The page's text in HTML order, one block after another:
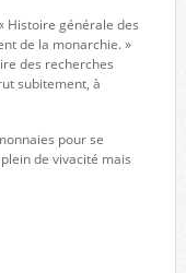
Histoire générale des
de la monarchie. »
des recherches
subitement, à
pour se
de vivacité mais